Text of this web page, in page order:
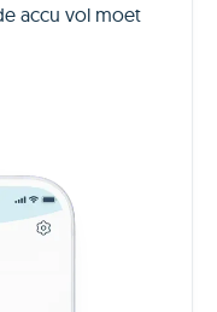
accu vol moet